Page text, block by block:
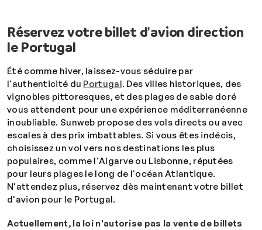
Réservez votre billet d'avion direction
le Portugal
Été comme hiver, laissez-vous séduire par
l'authenticité du Portugal. Des villes historiques, des
vignobles pittoresques, et des plages de sable doré
vous attendent pour une expérience méditerranéenne
inoubliable. Sunweb propose des vols directs ou avec
escales à des prix imbattables. Si vous êtes indécis,
choisissez un vol vers nos destinations les plus
populaires, comme l'Algarve ou Lisbonne, réputées
pour leurs plages le long de l'océan Atlantique.
N'attendez plus, réservez dès maintenant votre billet
d'avion pour le Portugal.
Actuellement, la loi n'autorise pas la vente de billets